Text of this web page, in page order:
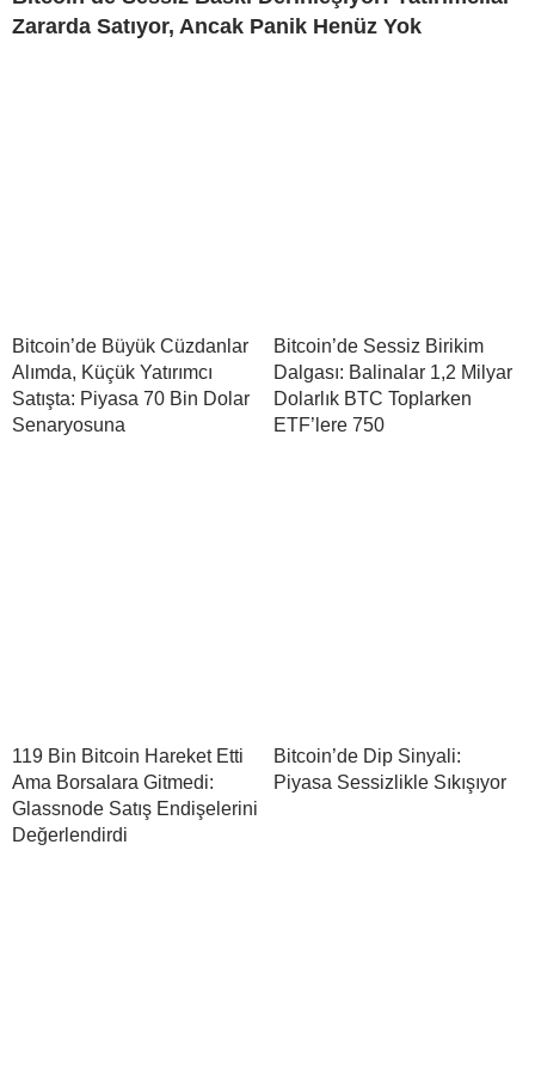
Zararda Satıyor, Ancak Panik Henüz Yok
Bitcoin’de Büyük Cüzdanlar
Alımda, Küçük Yatırımcı
Satışta: Piyasa 70 Bin Dolar
Senaryosuna
Bitcoin’de Sessiz Birikim
Dalgası: Balinalar 1,2 Milyar
Dolarlık BTC Toplarken
ETF’lere 750
119 Bin Bitcoin Hareket Etti
Ama Borsalara Gitmedi:
Glassnode Satış Endişelerini
Değerlendirdi
Bitcoin’de Dip Sinyali:
Piyasa Sessizlikle Sıkışıyor